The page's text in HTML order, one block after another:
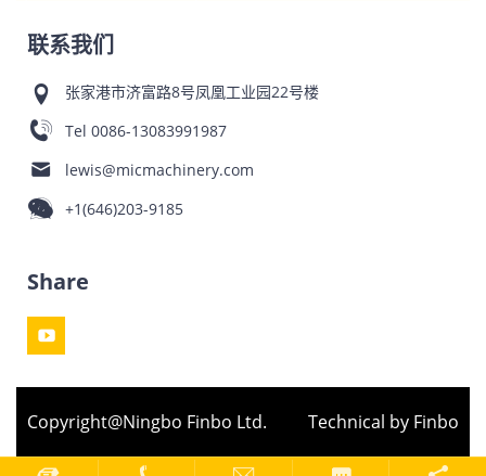
联系我们
张家港市济富路8号凤凰工业园22号楼
Tel 0086-13083991987
lewis@micmachinery.com
+1(646)203-9185
Share
Copyright@Ningbo Finbo Ltd. Technical by Finbo